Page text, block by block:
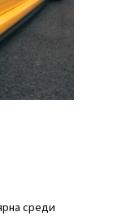
среди